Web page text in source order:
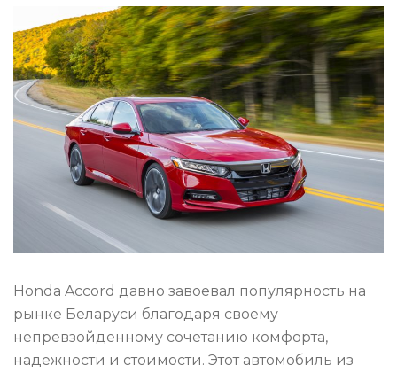
Honda Accord давно завоевал популярность на
рынке Беларуси благодаря своему
непревзойденному сочетанию комфорта,
надежности и стоимости. Этот автомобиль из